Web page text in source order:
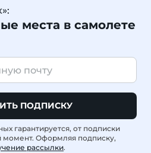
места в самолете
ПОДПИСКУ
гарантируется, от подписки
момент. Оформляя подписку,
рассылки.